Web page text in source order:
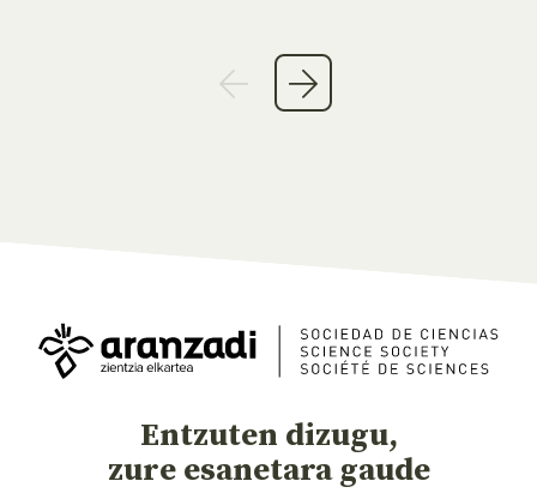
Entzuten dizugu,
zure esanetara gaude